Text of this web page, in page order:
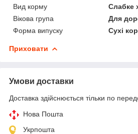
Вид корму
Слабке
Вікова група
Для
Форма випуску
Сухі
Приховати
Умови доставки
Доставка здійснюється тільки по
Нова Пошта
Укрпошта